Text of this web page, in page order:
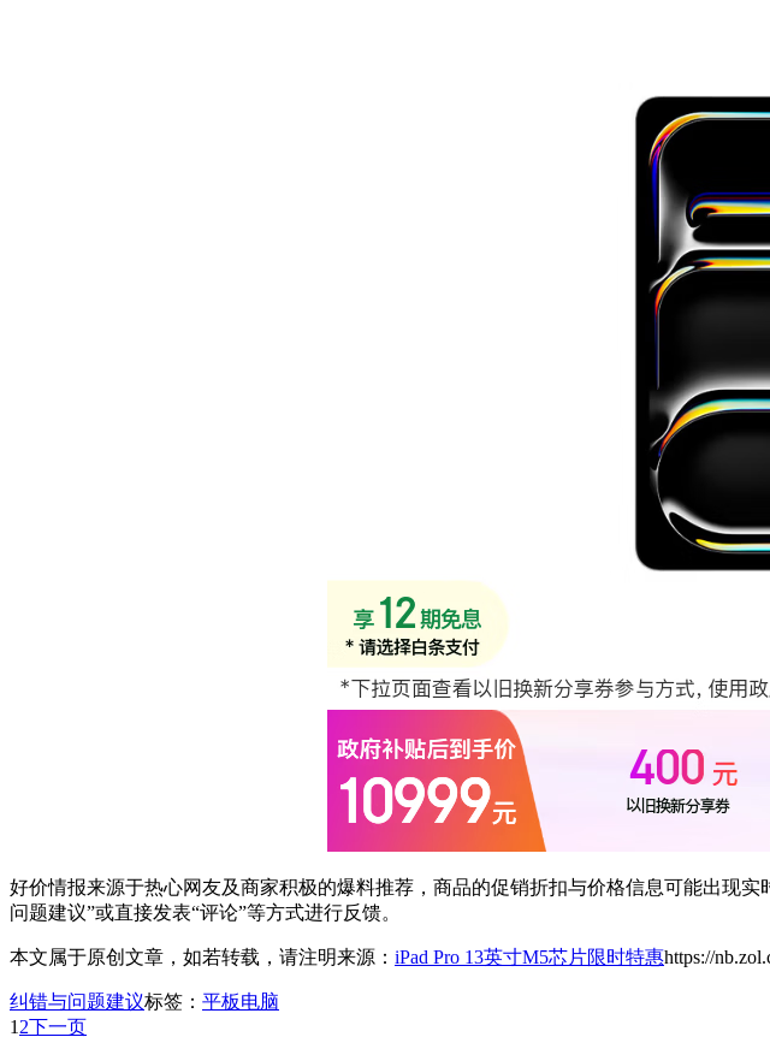
好价情报来源于热心网友及商家积极的爆料推荐，商品的促销折扣与价格信息可能出现
问题建议”或直接发表“评论”等方式进行反馈。
本文属于原创文章，如若转载，请注明来源： iPad Pro 13英寸M5芯片限时特惠https://
纠错与问题建议标签： 平板电脑
1 2下一页